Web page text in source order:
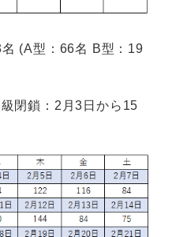
(A型：66名 B型：19
閉鎖：2月3日から15